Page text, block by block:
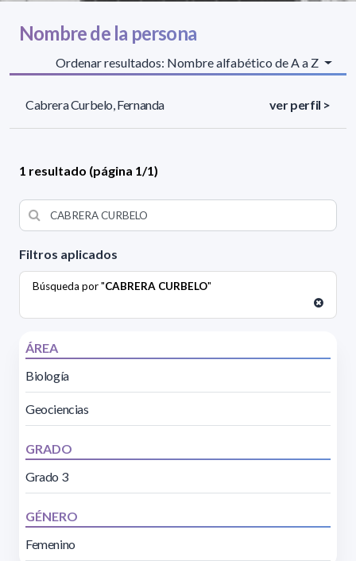
Filtros aplicados
Búsqueda por "CABRERA CURBELO"
ÁREA
Biología
Geociencias
GRADO
Grado 3
GÉNERO
Femenino
Nombre de la persona
Ordenar resultados: Nombre alfabético de A a Z
Cabrera Curbelo, Fernanda ver perfil >
1 resultado (página 1/1)